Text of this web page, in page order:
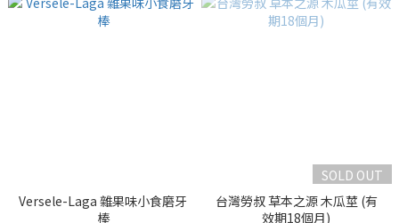
Versele-Laga 雜果味小食磨牙
棒
SOLD OUT
台灣勞叔 草本之源 木瓜莖 (有
效期18個月)